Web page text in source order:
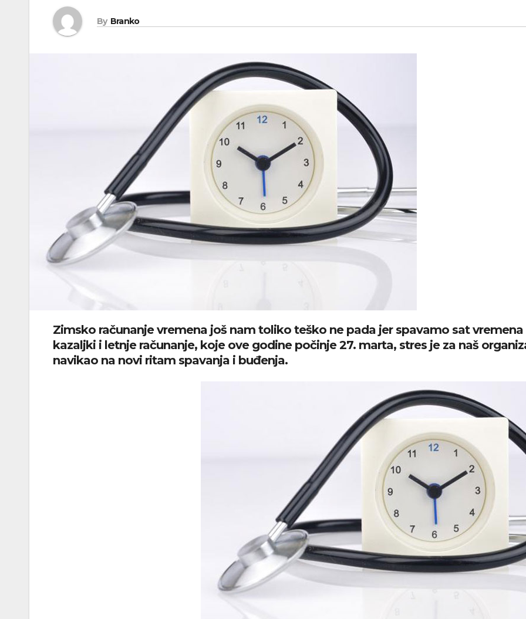
By Branko
Zimsko računanje vremena još nam toliko teško ne pada jer spavamo sat
kazaljki i letnje računanje, koje ove godine počinje 27. marta, stres je za naš
navikao na novi ritam spavanja i buđenja.